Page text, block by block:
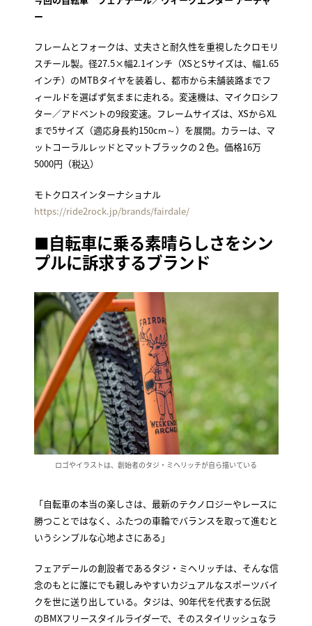
ー
フレームとフォークは、丈夫さと耐久性を重視したクロモリ
スチール製。径27.5×幅2.1インチ（XSとSサイズは、幅1.65
インチ）のMTBタイヤを装着し、都市から未舗装路までフ
ィールドを選ばず気ままに走れる。変速機は、マイクロシフ
ター／アドベントの9段変速。フレームサイズは、XSからXL
まで5サイズ（適応身長約150cm～）を展開。カラーは、マ
ットコーラルレッドとマットブラックの２色。価格16万
5000円（税込）
モトクロスインターナショナル
https://ride2rock.jp/brands/fairdale/
■自転車に乗る素晴らしさをシン
プルに訴求するブランド
ロゴやイラストは、創始者のタジ・ミヘリッチが自ら描いている
「自転車の本当の楽しさは、最新のテクノロジーやレースに
勝つことではなく、ふたつの車輪でバランスを取って進むと
いうシンプルな心地よさにある」
フェアデールの創設者であるタジ・ミヘリッチは、そんな信
念のもとに誰にでも親しみやすいカジュアルなスポーツバイ
クを世に送り出している。タジは、90年代を代表する伝説
のBMXフリースタイルライダーで、そのスタイリッシュなラ